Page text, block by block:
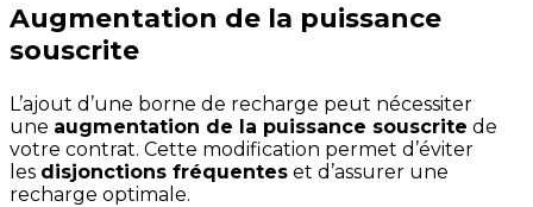
Augmentation de la puissance
souscrite
L’ajout d’une borne de recharge peut nécessiter
une augmentation de la puissance souscrite de
votre contrat. Cette modification permet d’éviter
les disjonctions fréquentes et d’assurer une
recharge optimale.